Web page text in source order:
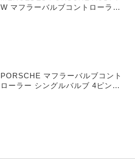
W マフラーバルブコントローラー
PORSCHE マフラーバルブコント
ローラー シングルバルブ 4ピンタ